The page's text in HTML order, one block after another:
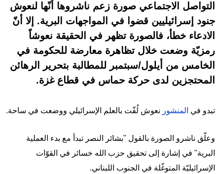
التواصل الاجتماعي صورة زعم ناشروها أنّها لنعوش
جنود إسرائيليين قضوا في المواجهات البرية. إلا أنّ
الادعاء خطأ، فالصورة تظهر في الحقيقة نعوشاً
رمزيّة وضعت خلال تظاهرة معارضة للحكومة في
الخامس من أيلول/سبتمبر للمطالبة بتحرير الرهائن
المحتجزين لدى حركة حماس في قطاع غزة.
تبدو في المنشور نعوش لُفّت بالعلم الإسرائيلي ووضعت في ساحة.
وعلّق ناشرو الصورة بالقول "بشائر النصر تبدأ مع بدء العملية
البرية" في إشارة إلى تحقيق حزب الله خسائر في القوّات
الإسرائيليّة المتوغّلة في الجنوب اللبناني.